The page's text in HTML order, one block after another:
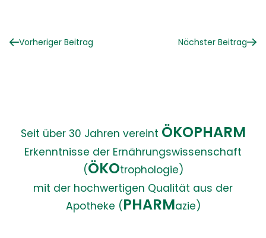
Vorheriger Beitrag Nächster Beitrag
Seit über 30 Jahren vereint ÖKOPHARM
Erkenntnisse der Ernährungswissenschaft
(ÖKOtrophologie)
mit der hochwertigen Qualität aus der
Apotheke (PHARMazie)